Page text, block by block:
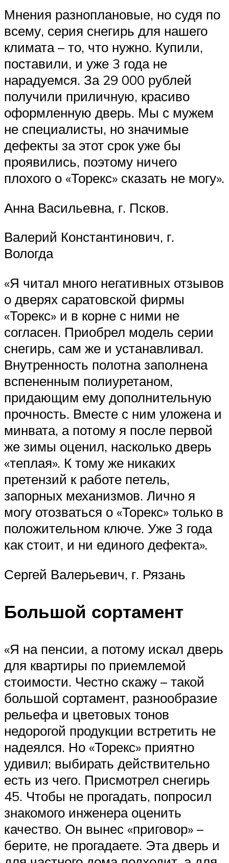
Мнения разноплановые, но судя по
всему, серия снегирь для нашего
климата – то, что нужно. Купили,
поставили, и уже 3 года не
нарадуемся. За 29 000 рублей
получили приличную, красиво
оформленную дверь. Мы с мужем
не специалисты, но значимые
дефекты за этот срок уже бы
проявились, поэтому ничего
плохого о «Торекс» сказать не могу».
Анна Васильевна, г. Псков.
Валерий Константинович, г.
Вологда
«Я читал много негативных отзывов
о дверях саратовской фирмы
«Торекс» и в корне с ними не
согласен. Приобрел модель серии
снегирь, сам же и устанавливал.
Внутренность полотна заполнена
вспененным полиуретаном,
придающим ему дополнительную
прочность. Вместе с ним уложена и
минвата, а потому я после первой
же зимы оценил, насколько дверь
«теплая». К тому же никаких
претензий к работе петель,
запорных механизмов. Лично я
могу отозваться о «Торекс» только в
положительном ключе. Уже 3 года
как стоит, и ни единого дефекта».
Сергей Валерьевич, г. Рязань
Большой сортамент
«Я на пенсии, а потому искал дверь
для квартиры по приемлемой
стоимости. Честно скажу – такой
большой сортамент, разнообразие
рельефа и цветовых тонов
недорогой продукции встретить не
надеялся. Но «Торекс» приятно
удивил; выбирать действительно
есть из чего. Присмотрел снегирь
45. Чтобы не прогадать, попросил
знакомого инженера оценить
качество. Он вынес «приговор» –
берите, не прогадаете. Эта дверь и